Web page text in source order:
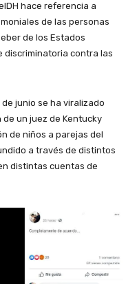
hace referencia a
de las personas
de los Estados
discriminatoria contra las
junio se ha viralizado
un juez de Kentucky
de niños a parejas del
a través de distintos
distintas cuentas de